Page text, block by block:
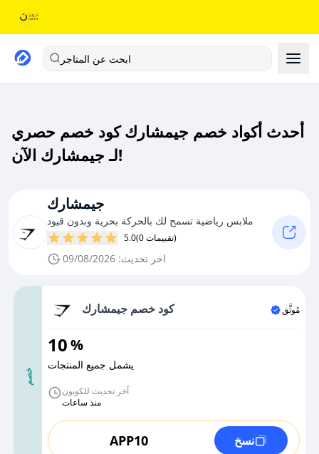
ابحث عن المتاجر
أحدث أكواد خصم جيمشارك كود خصم حصري
لـ جيمشارك الآن!
جيمشارك
ملابس رياضية تسمح لك بالحركة بحرية وبدون قيود
5.0 (0 تقييمات)
اخر تحديث: 09/08/2026
خصم
كود خصم جيمشارك مُوثَّق
10%
يشمل جميع المنتجات
آخر تحديث للكوبون
منذ ساعات
APP10 نسخ